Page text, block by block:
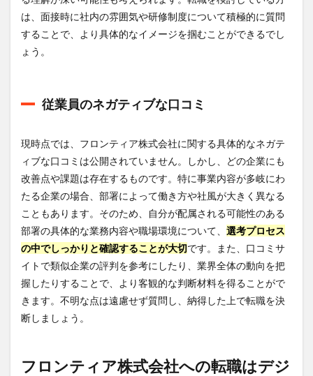
は、面接時に社内の雰囲気や研修制度について積極的に質問
することで、より具体的なイメージを掴むことができるでし
ょう。
従業員のネガティブな口コミ
現時点では、フロンティア株式会社に関する具体的なネガテ
ィブな口コミは公開されていません。しかし、どの企業にも
改善点や課題は存在するものです。特に事業内容が多岐にわ
たる企業の場合、部署によって働き方や社風が大きく異なる
こともあります。そのため、自分が配属される可能性のある
部署の具体的な業務内容や職場環境について、 選考プロセス
の中でしっかりと確認することが大切です。また、口コミサ
イトで類似企業の評判を参考にしたり、業界全体の動向を把
握したりすることで、より客観的な判断材料を得ることがで
きます。不明な点は遠慮せず質問し、納得した上で転職を決
断しましょう。
フロンティア株式会社への転職はデジ